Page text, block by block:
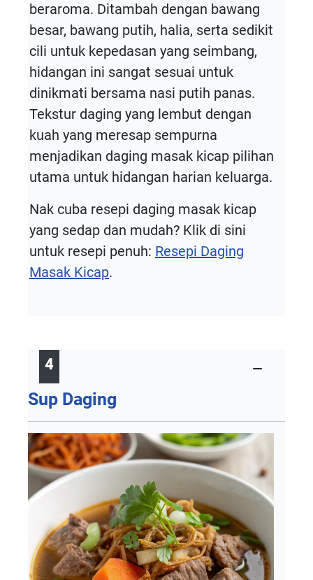
beraroma. Ditambah dengan bawang
besar, bawang putih, halia, serta sedikit
cili untuk kepedasan yang seimbang,
hidangan ini sangat sesuai untuk
dinikmati bersama nasi putih panas.
Tekstur daging yang lembut dengan
kuah yang meresap sempurna
menjadikan daging masak kicap pilihan
utama untuk hidangan harian keluarga.
Nak cuba resepi daging masak kicap
yang sedap dan mudah? Klik di sini
untuk resepi penuh: Resepi Daging
Masak Kicap.
4
Sup Daging